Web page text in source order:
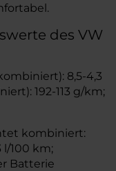
des VW
8,5-4,3
192-113 g/km;
kombiniert:
l/100 km;
Batterie